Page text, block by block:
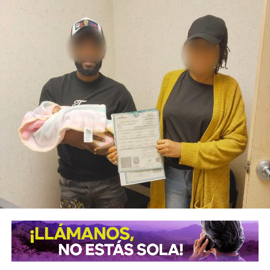
cuadrados de construcción, diseñada para ofrecer áreas
dignas de capacitación, deporte, convivencia y recreación
para las familias soledenses. Este complejo laboral
también ofrecerá atención médica gratuita con
consultorios de atención básica.
Centro Integral para la Capacitación y el Deporte
contará con aulas, talleres, áreas verdes, espacios
deportivos, juegos infantiles, aparatos de ejercicio, salón
de baile y zonas recreativas, con la posibilidad de ofrecer
más de 12 talleres y oficios diversos. Mientras tanto,
avanza la segunda etapa de construcción en materia
deportiva que incluirá dos canchas de futbol y básquetbol